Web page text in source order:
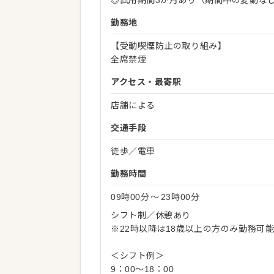
勤務地
【受動喫煙防止の取り組み】
全席禁煙
アクセス・最寄駅
店舗による
交通手段
徒歩／電車
勤務時間
09時00分〜 23時00分
シフト制／休憩あり
※22時以降は18歳以上の方のみ勤務可能
＜シフト例＞
9：00～18：00